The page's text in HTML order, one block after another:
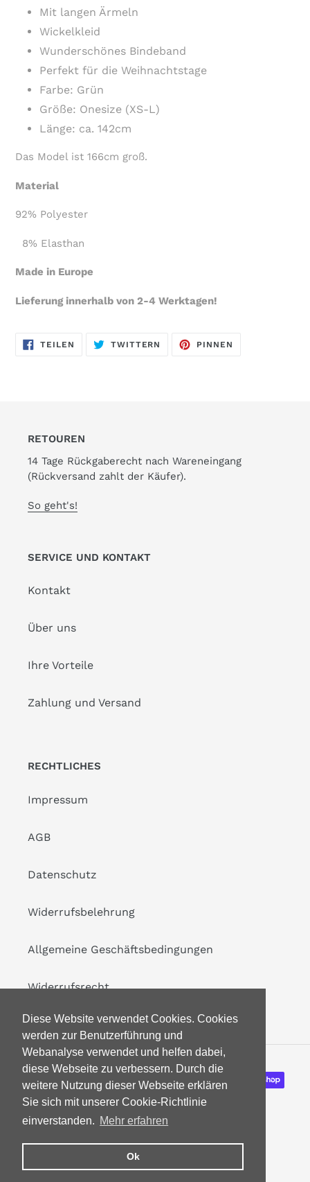
Diese Website verwendet Cookies. Cookies
werden zur Benutzerführung und
Webanalyse verwendet und helfen dabei,
diese Webseite zu verbessern. Durch die
weitere Nutzung dieser Webseite erklären
Sie sich mit unserer Cookie-Richtlinie
einverstanden. Mehr erfahren
Ok
Mit langen Ärmeln
Wickelkleid
Wunderschönes Bindeband
Perfekt für die Weihnachtstage
Farbe: Grün
Größe: Onesize (XS-L)
Länge: ca. 142cm
Das Model ist 166cm groß.
Material
92% Polyester
8% Elasthan
Made in Europe
Lieferung innerhalb von 2-4 Werktagen!
TEILEN
FACEBOOK
TWITTERN
TWITTER
PINNEN
RETOUREN
14 Tage Rückgaberecht nach Wareneingang
(Rückversand zahlt der Käufer).
So geht's!
SERVICE UND KONTAKT
Kontakt
Über uns
Ihre Vorteile
Zahlung und Versand
RECHTLICHES
Impressum
AGB
Datenschutz
Widerrufsbelehrung
Allgemeine Geschäftsbedingungen
Widerrufsrecht
Zahlungsarten
Modest and Modern Boutique